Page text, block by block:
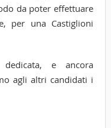
da poter effettuare
per una Castiglioni
dedicata, e ancora
agli altri candidati i